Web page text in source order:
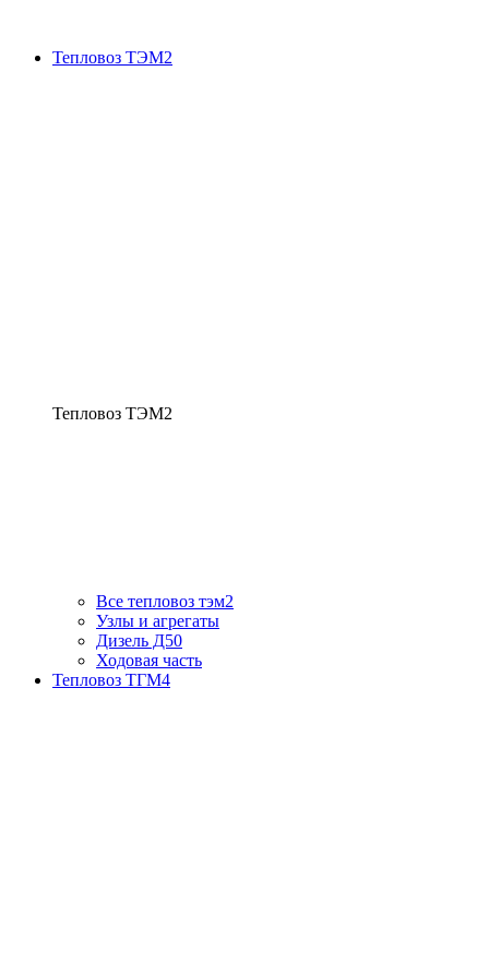
Тепловоз ТЭМ2
Тепловоз ТЭМ2
Все тепловоз тэм2
Узлы и агрегаты
Дизель Д50
Ходовая часть
Тепловоз ТГМ4